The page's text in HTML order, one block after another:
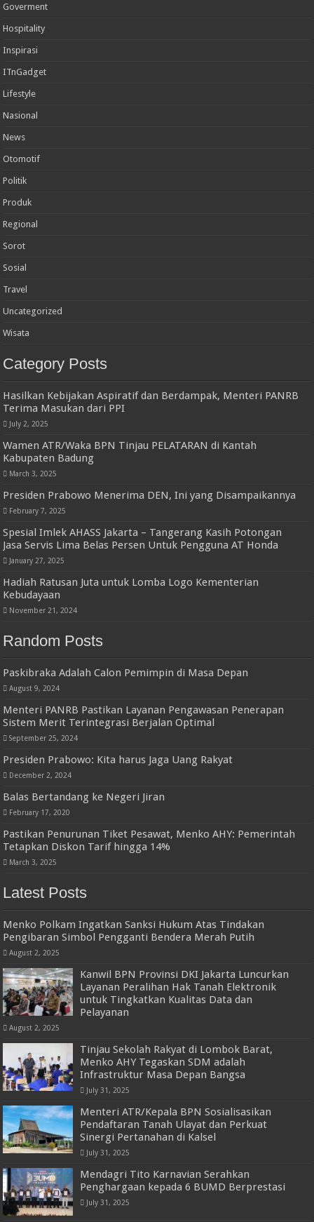
Goverment
Hospitality
Inspirasi
ITnGadget
Lifestyle
Nasional
News
Otomotif
Politik
Produk
Regional
Sorot
Sosial
Travel
Uncategorized
Wisata
Category Posts
Hasilkan Kebijakan Aspiratif dan Berdampak, Menteri PANRB
Terima Masukan dari PPI
July 2, 2025
Wamen ATR/Waka BPN Tinjau PELATARAN di Kantah
Kabupaten Badung
March 3, 2025
Presiden Prabowo Menerima DEN, Ini yang Disampaikannya
February 7, 2025
Spesial Imlek AHASS Jakarta – Tangerang Kasih Potongan
Jasa Servis Lima Belas Persen Untuk Pengguna AT Honda
January 27, 2025
Hadiah Ratusan Juta untuk Lomba Logo Kementerian
Kebudayaan
November 21, 2024
Random Posts
Paskibraka Adalah Calon Pemimpin di Masa Depan
August 9, 2024
Menteri PANRB Pastikan Layanan Pengawasan Penerapan
Sistem Merit Terintegrasi Berjalan Optimal
September 25, 2024
Presiden Prabowo: Kita harus Jaga Uang Rakyat
December 2, 2024
Balas Bertandang ke Negeri Jiran
February 17, 2020
Pastikan Penurunan Tiket Pesawat, Menko AHY: Pemerintah
Tetapkan Diskon Tarif hingga 14%
March 3, 2025
Latest Posts
Menko Polkam Ingatkan Sanksi Hukum Atas Tindakan
Pengibaran Simbol Pengganti Bendera Merah Putih
August 2, 2025
Kanwil BPN Provinsi DKI Jakarta Luncurkan
Layanan Peralihan Hak Tanah Elektronik
untuk Tingkatkan Kualitas Data dan
Pelayanan
August 2, 2025
Tinjau Sekolah Rakyat di Lombok Barat,
Menko AHY Tegaskan SDM adalah
Infrastruktur Masa Depan Bangsa
July 31, 2025
Menteri ATR/Kepala BPN Sosialisasikan
Pendaftaran Tanah Ulayat dan Perkuat
Sinergi Pertanahan di Kalsel
July 31, 2025
Mendagri Tito Karnavian Serahkan
Penghargaan kepada 6 BUMD Berprestasi
July 31, 2025